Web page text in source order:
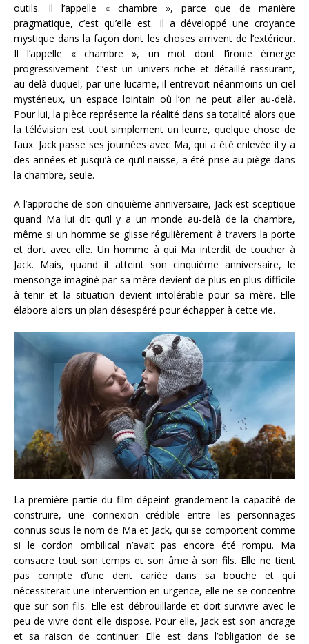
outils. Il l’appelle « chambre », parce que de manière
pragmatique, c’est qu’elle est. Il a développé une croyance
mystique dans la façon dont les choses arrivent de l’extérieur.
Il l’appelle « chambre », un mot dont l’ironie émerge
progressivement. C’est un univers riche et détaillé rassurant,
au-delà duquel, par une lucarne, il entrevoit néanmoins un ciel
mystérieux, un espace lointain où l’on ne peut aller au-delà.
Pour lui, la pièce représente la réalité dans sa totalité alors que
la télévision est tout simplement un leurre, quelque chose de
faux. Jack passe ses journées avec Ma, qui a été enlevée il y a
des années et jusqu’à ce qu’il naisse, a été prise au piège dans
la chambre, seule.
A l’approche de son cinquième anniversaire, Jack est sceptique
quand Ma lui dit qu’il y a un monde au-delà de la chambre,
même si un homme se glisse régulièrement à travers la porte
et dort avec elle. Un homme à qui Ma interdit de toucher à
Jack. Mais, quand il atteint son cinquième anniversaire, le
mensonge imaginé par sa mère devient de plus en plus difficile
à tenir et la situation devient intolérable pour sa mère. Elle
élabore alors un plan désespéré pour échapper à cette vie.
La première partie du film dépeint grandement la capacité de
construire, une connexion crédible entre les personnages
connus sous le nom de Ma et Jack, qui se comportent comme
si le cordon ombilical n’avait pas encore été rompu. Ma
consacre tout son temps et son âme à son fils. Elle ne tient
pas compte d’une dent cariée dans sa bouche et qui
nécessiterait une intervention en urgence, elle ne se concentre
que sur son fils. Elle est débrouillarde et doit survivre avec le
peu de vivre dont elle dispose. Pour elle, Jack est son ancrage
et sa raison de continuer. Elle est dans l’obligation de se